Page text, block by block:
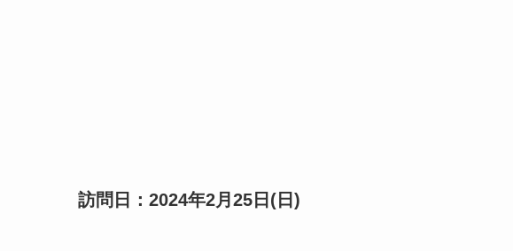
訪問日：2024年2月25日(日)